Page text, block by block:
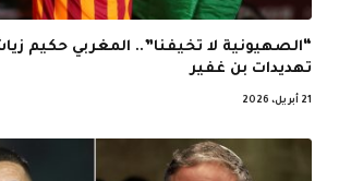
“الصهيونية لا تخيفنا”.. المغربي حكيم
تهديدات بن غفير
21 أبريل، 2026